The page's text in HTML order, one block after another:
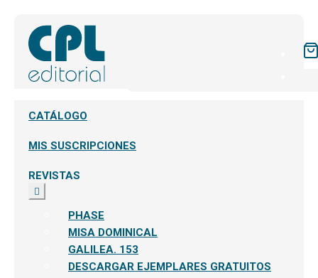
CATÁLOGO
MIS SUSCRIPCIONES
REVISTAS
Expandir
el
PHASE
MISA DOMINICAL
GALILEA. 153
DESCARGAR EJEMPLARES GRATUITOS